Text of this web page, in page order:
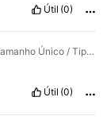
Útil (0)
Cor: Multicolorido / Tamanho: Tamanho Único / Tipo de Estilo: morango
Útil (0)